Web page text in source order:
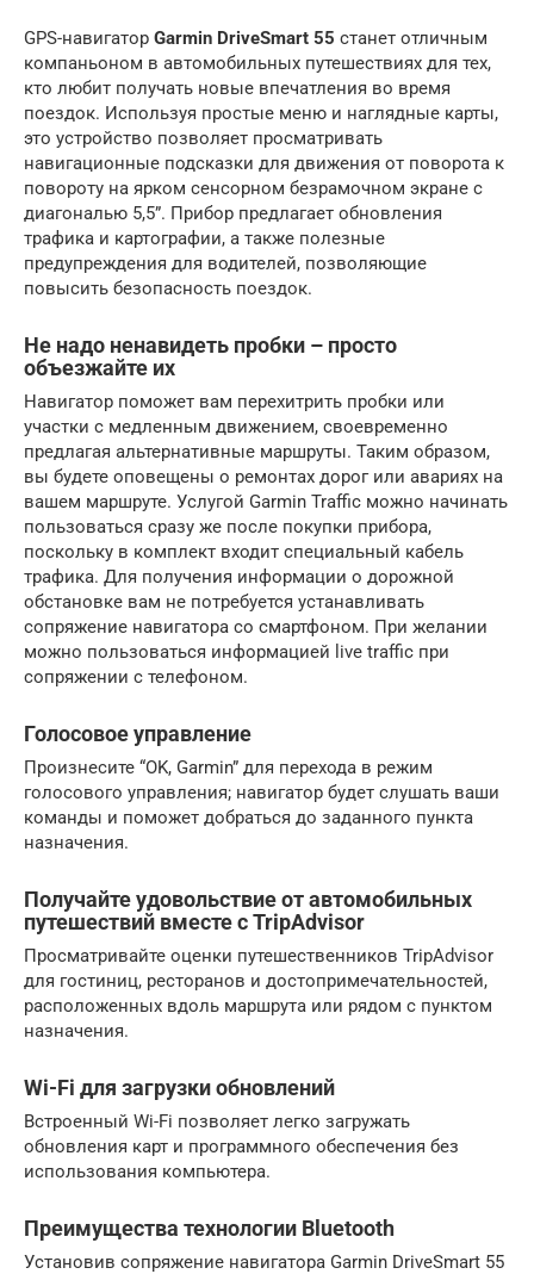
GPS-навигатор Garmin DriveSmart 55 станет отличным
компаньоном в автомобильных путешествиях для тех,
кто любит получать новые впечатления во время
поездок. Используя простые меню и наглядные карты,
это устройство позволяет просматривать
навигационные подсказки для движения от поворота к
повороту на ярком сенсорном безрамочном экране с
диагональю 5,5”. Прибор предлагает обновления
трафика и картографии, а также полезные
предупреждения для водителей, позволяющие
повысить безопасность поездок.
Не надо ненавидеть пробки – просто
объезжайте их
Навигатор поможет вам перехитрить пробки или
участки с медленным движением, своевременно
предлагая альтернативные маршруты. Таким образом,
вы будете оповещены о ремонтах дорог или авариях на
вашем маршруте. Услугой Garmin Traffic можно начинать
пользоваться сразу же после покупки прибора,
поскольку в комплект входит специальный кабель
трафика. Для получения информации о дорожной
обстановке вам не потребуется устанавливать
сопряжение навигатора со смартфоном. При желании
можно пользоваться информацией live traffic при
сопряжении с телефоном.
Голосовое управление
Произнесите “OK, Garmin” для перехода в режим
голосового управления; навигатор будет слушать ваши
команды и поможет добраться до заданного пункта
назначения.
Получайте удовольствие от автомобильных
путешествий вместе с TripAdvisor
Просматривайте оценки путешественников TripAdvisor
для гостиниц, ресторанов и достопримечательностей,
расположенных вдоль маршрута или рядом с пунктом
назначения.
Wi-Fi для загрузки обновлений
Встроенный Wi-Fi позволяет легко загружать
обновления карт и программного обеспечения без
использования компьютера.
Преимущества технологии Bluetooth
Установив сопряжение навигатора Garmin DriveSmart 55